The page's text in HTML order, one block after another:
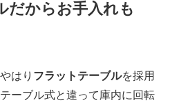
だからお手入れも
はり フラットテーブルを採用
ーブル式と違って庫内に回転